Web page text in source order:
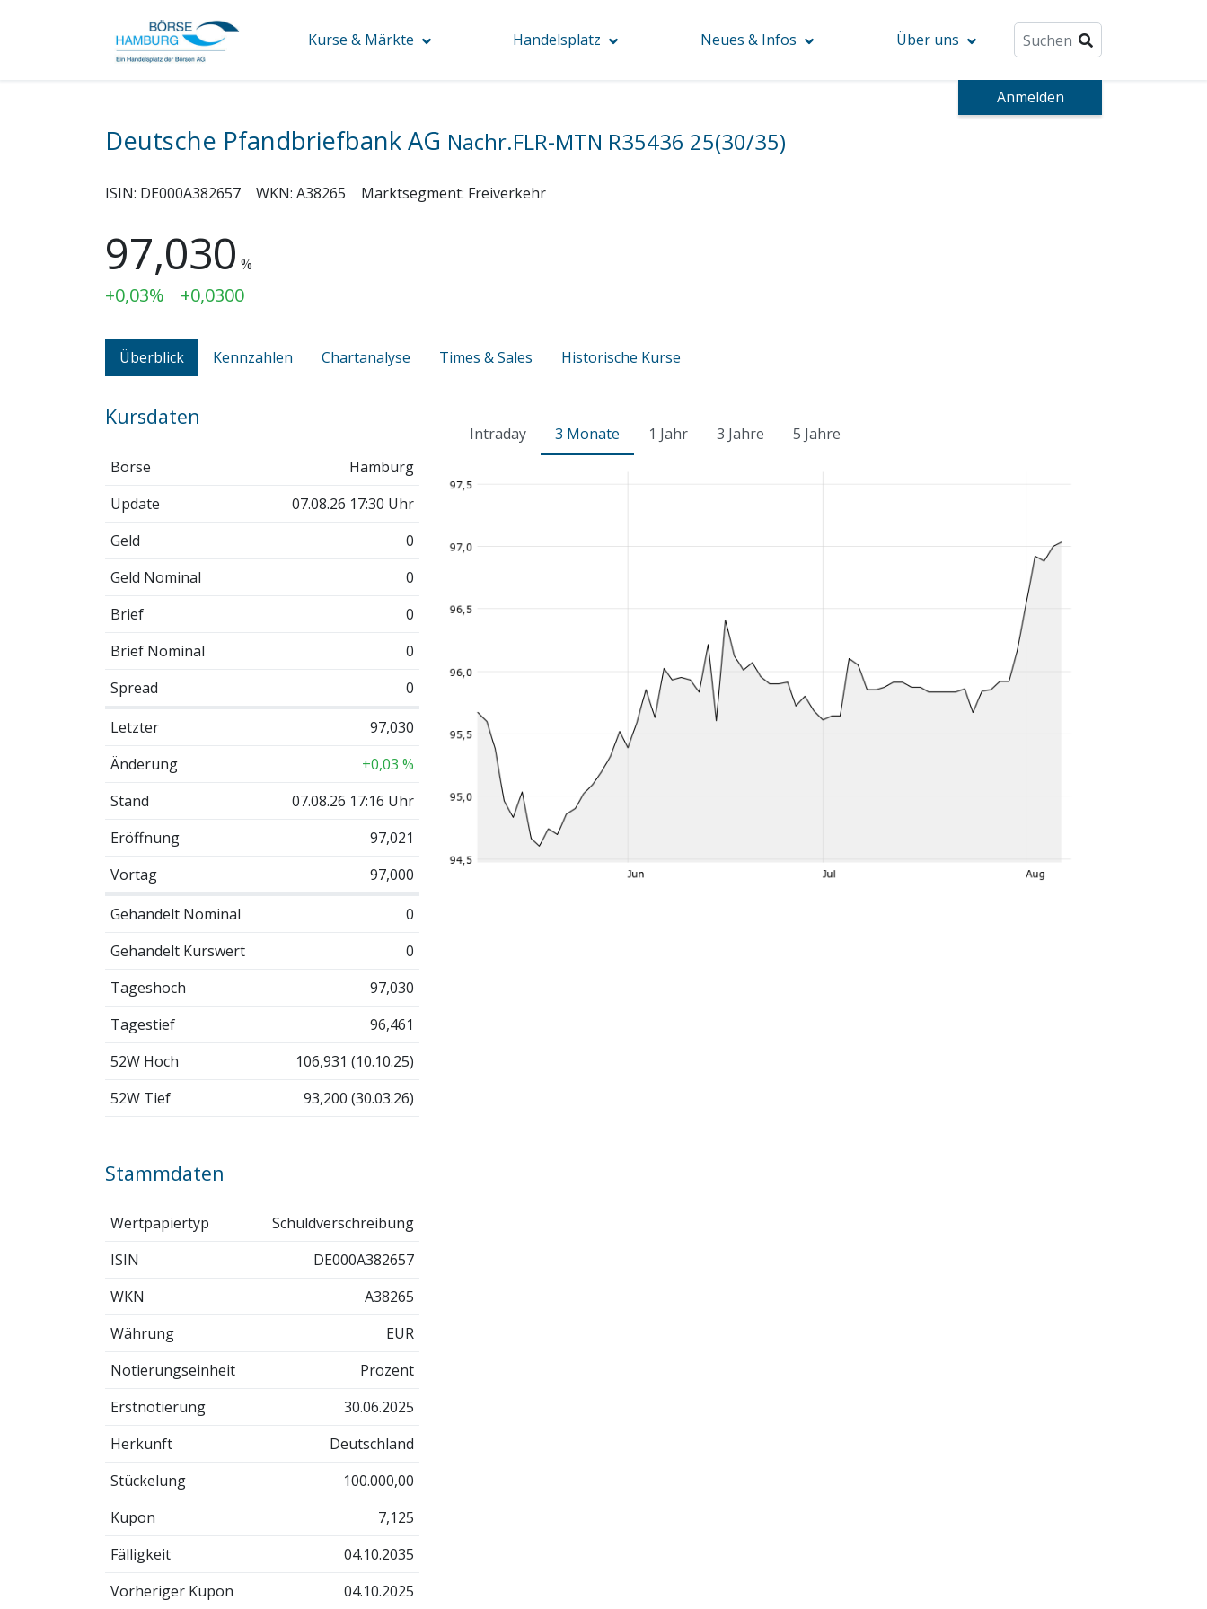
Kurse & Märkte Handelsplatz Neues & Infos Über uns
Anmelden
Deutsche Pfandbriefbank AG Nachr.FLR-MTN R35436 25(30/35)
ISIN: DE000A382657 WKN: A38265 Marktsegment: Freiverkehr
97,030 %
+0,03% +0,0300
Überblick Kennzahlen Chartanalyse Times & Sales Historische Kurse
Kursdaten
Börse
Hamburg
Update
07.08.26 17:30 Uhr
Geld
0
Geld Nominal
0
Brief
0
Brief Nominal
0
Spread
0
Letzter
97,030
Änderung
+0,03 %
Stand
07.08.26 17:16 Uhr
Eröffnung
97,021
Vortag
97,000
Gehandelt Nominal
0
Gehandelt Kurswert
0
Tageshoch
97,030
Tagestief
96,461
52W Hoch
106,931 (10.10.25)
52W Tief
93,200 (30.03.26)
Stammdaten
Wertpapiertyp
Schuldverschreibung
ISIN
DE000A382657
WKN
A38265
Währung
EUR
Notierungseinheit
Prozent
Erstnotierung
30.06.2025
Herkunft
Deutschland
Stückelung
100.000,00
Kupon
7,125
Fälligkeit
04.10.2035
Vorheriger Kupon
04.10.2025
Intraday 3 Monate 1 Jahr 3 Jahre 5 Jahre